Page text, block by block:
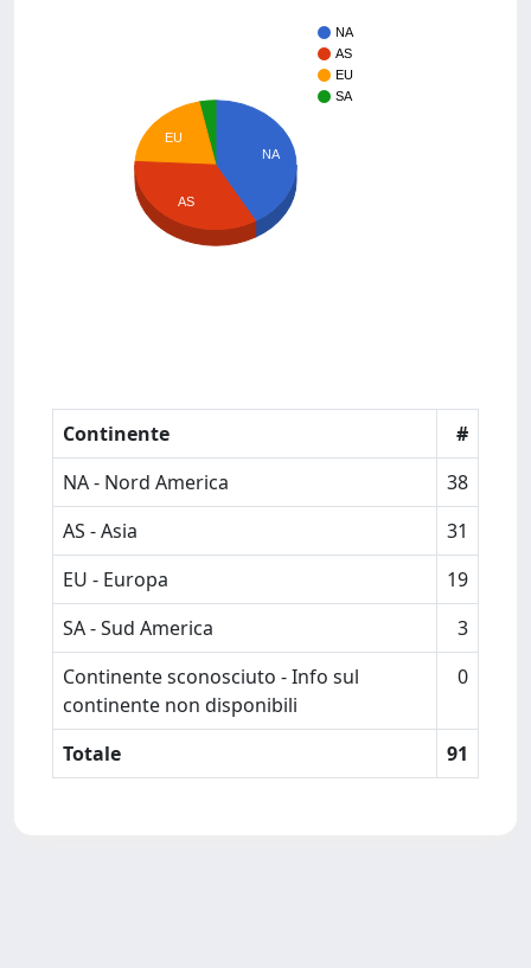
NA
AS
EU
SA
NA
EU
AS
Continente
#
NA - Nord America
38
AS - Asia
31
EU - Europa
19
SA - Sud America
3
Continente sconosciuto - Info sul
continente non disponibili
0
Totale 91